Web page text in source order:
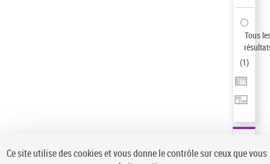
Tous
(1)
Ce site utilise des cookies et vous donne le contrôle sur ceux que vous